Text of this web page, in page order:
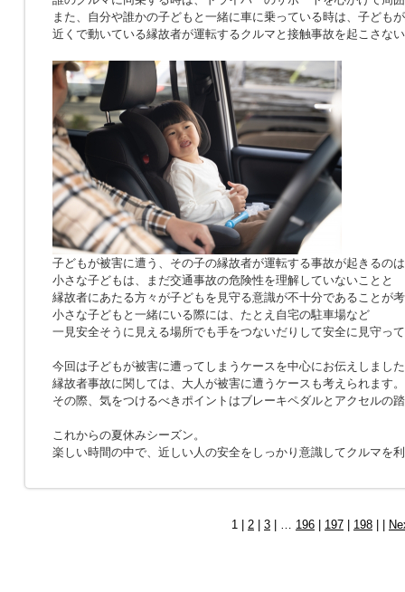
また、自分や誰かの子どもと一緒に車に乗っている時は、子ども
近くで動いている縁故者が運転するクルマと接触事故を起こさな
子どもが被害に遭う、その子の縁故者が運転する事故が起きるの
小さな子どもは、まだ交通事故の危険性を理解していないことと
縁故者にあたる方々が子どもを見守る意識が不十分であることが
小さな子どもと一緒にいる際には、たとえ自宅の駐車場など
一見安全そうに見える場所でも手をつないだりして安全に見守っ
今回は子どもが被害に遭ってしまうケースを中心にお伝えしまし
縁故者事故に関しては、大人が被害に遭うケースも考えられます。
その際、気をつけるべきポイントはブレーキペダルとアクセルの
これからの夏休みシーズン。
楽しい時間の中で、近しい人の安全をしっかり意識してクルマを
1 | 2 3 | … 196 197 198